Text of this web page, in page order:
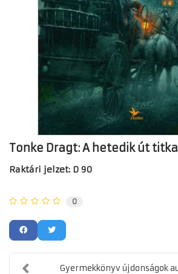
Tonke Dragt: A hetedik út titka
Raktári jelzet: D 90
0
Gyermekkönyv újdonságok